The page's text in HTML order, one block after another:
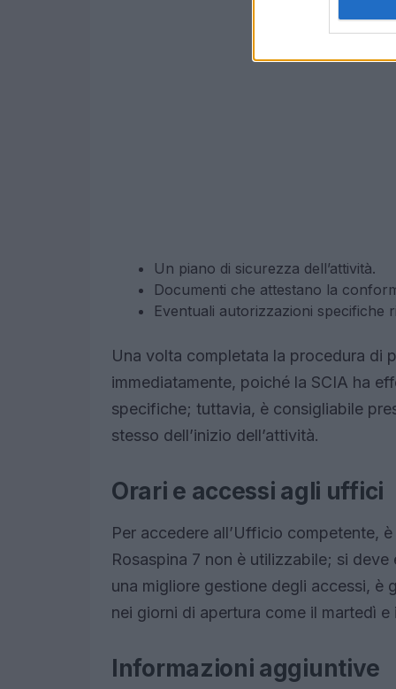
Un piano di sicurezza dell’attività.
Documenti che attestano la
Eventuali autorizzazioni specifiche
Una volta completata la procedura di
immediatamente, poiché la SCIA ha
specifiche; tuttavia, è consigliabile
stesso dell’inizio dell’attività.
Orari e accessi agli uffici
Per accedere all’Ufficio competente,
Rosaspina 7 non è utilizzabile; si deve
una migliore gestione degli accessi, è
nei giorni di apertura come il martedì e
Informazioni aggiuntive